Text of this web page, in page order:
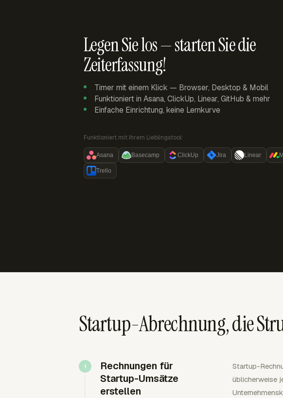
Legen Sie los — starten Sie die
Zeiterfassung!
Timer mit einem Klick — Browser, Desktop & Mobil
Funktioniert in Asana, ClickUp, Linear, GitHub & mehr
Einfache Einrichtung, keine Lernkurve
Funktioniert mit Ihrem Lieblingstool:
Asana Basecamp ClickUp Jira Linear
Trello
Startup-Abrechnung, die
Rechnungen für
Startup-Umsätze
erstellen
Startup-
üblicherweise